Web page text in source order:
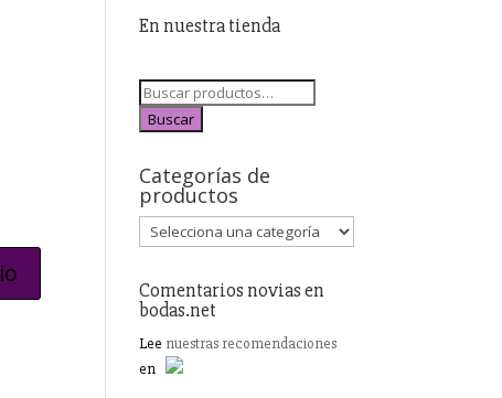
En nuestra tienda
Buscar
Categorías de
productos
Comentarios novias en
bodas.net
Lee nuestras recomendaciones
en